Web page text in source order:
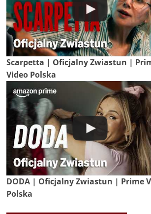
Scarpetta | Oficjalny Zwiastun |
Video Polska
DODA | Oficjalny Zwiastun | Prime
Polska